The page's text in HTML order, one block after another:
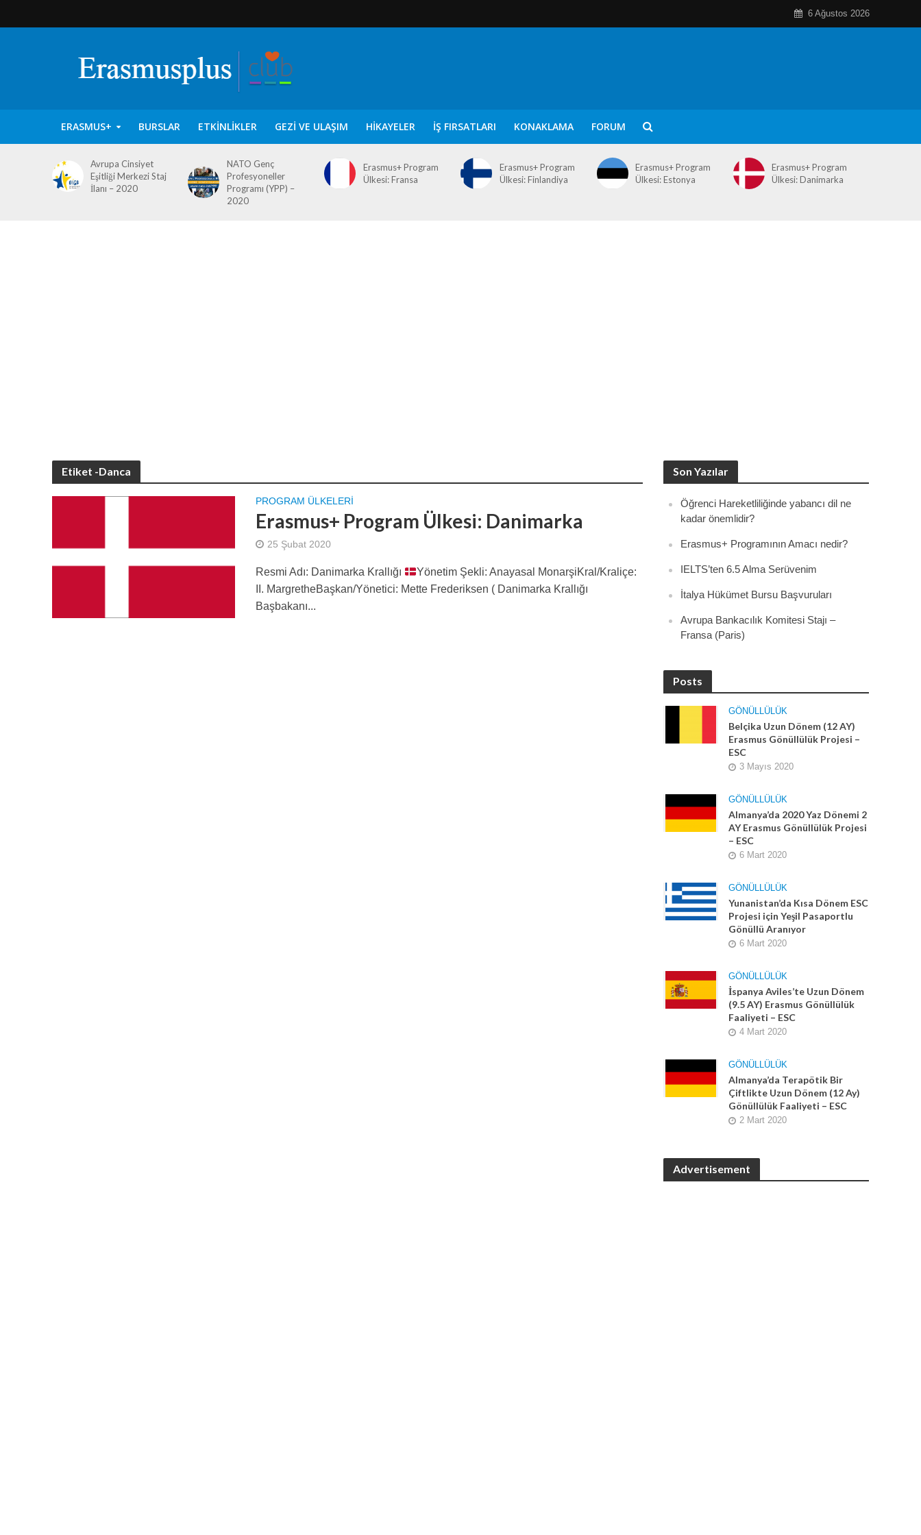
6 Ağustos 2026
ERASMUS+ BURSLAR ETKINLIKLER GEZI VE ULAŞIM HIKAYELER İŞ FIRSATLARI KONAKLAMA FORUM
Avrupa Cinsiyet
Eşitliği Merkezi Staj
İlanı – 2020
NATO Genç
Profesyoneller
Programı (YPP) –
2020
Erasmus+ Program
Ülkesi: Fransa
Erasmus+ Program
Ülkesi: Finlandiya
Erasmus+ Program
Ülkesi: Estonya
Erasmus+ Program
Ülkesi: Danimarka
Etiket -Danca
PROGRAM ÜLKELERI
Erasmus+ Program Ülkesi: Danimarka
25 Şubat 2020
Resmi Adı: Danimarka Krallığı
Yönetim Şekli: Anayasal MonarşiKral/Kraliçe:
II. MargretheBaşkan/Yönetici: Mette Frederiksen ( Danimarka Krallığı
Başbakanı...
Son Yazılar
Öğrenci Hareketliliğinde yabancı dil ne
kadar önemlidir?
Erasmus+ Programının Amacı nedir?
IELTS’ten 6.5 Alma Serüvenim
İtalya Hükümet Bursu Başvuruları
Avrupa Bankacılık Komitesi Stajı –
Fransa (Paris)
Posts
GÖNÜLLÜLÜK
Belçika Uzun Dönem (12 AY)
Erasmus Gönüllülük Projesi –
ESC
3 Mayıs 2020
GÖNÜLLÜLÜK
Almanya’da 2020 Yaz Dönemi 2
AY Erasmus Gönüllülük Projesi
– ESC
6 Mart 2020
GÖNÜLLÜLÜK
Yunanistan’da Kısa Dönem ESC
Projesi için Yeşil Pasaportlu
Gönüllü Aranıyor
6 Mart 2020
GÖNÜLLÜLÜK
İspanya Aviles’te Uzun Dönem
(9.5 AY) Erasmus Gönüllülük
Faaliyeti – ESC
4 Mart 2020
GÖNÜLLÜLÜK
Almanya’da Terapötik Bir
Çiftlikte Uzun Dönem (12 Ay)
Gönüllülük Faaliyeti – ESC
2 Mart 2020
Advertisement